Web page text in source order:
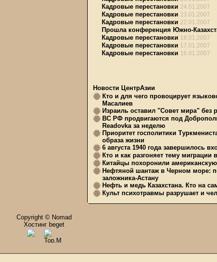
Кадровые перестановки 24.01.2007
Кадровые перестановки 23.01.2007
Кадровые перестановки 22.01.2007
Прошла конференция Южно-
Кадровые перестановки 18.01.2007
Кадровые перестановки 17.01.2007
Кадровые перестановки 16.01.2007
Новости ЦентрАзии
Кто и для чего провоцирует
Масалиев
Израиль оставил "Совет мира" без
ВС РФ продвигаются под
Readovka за неделю
Приоритет госполитики
образа жизни
6 августа 1940 года завершилось
Кто и как разгоняет тему миграции
Китайцы похоронили
Нефтяной шантаж в Черном море:
заложника-Астану
Нефть и медь Казахстана. Кто на
Культ психотравмы разрушает и
Copyright © Nomad
Хостинг beget